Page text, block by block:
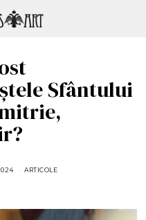
Sfântului
O
ARTICOLE